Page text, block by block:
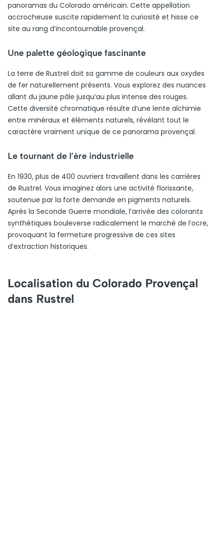
panoramas du Colorado américain. Cette appellation
accrocheuse suscite rapidement la curiosité et hisse ce
site au rang d’incontournable provençal.
Une palette géologique fascinante
La terre de Rustrel doit sa gamme de couleurs aux oxydes
de fer naturellement présents. Vous explorez des nuances
allant du jaune pâle jusqu’au plus intense des rouges.
Cette diversité chromatique résulte d’une lente alchimie
entre minéraux et éléments naturels, révélant tout le
caractère vraiment unique de ce panorama provençal.
Le tournant de l’ère industrielle
En 1930, plus de 400 ouvriers travaillent dans les carrières
de Rustrel. Vous imaginez alors une activité florissante,
soutenue par la forte demande en pigments naturels.
Après la Seconde Guerre mondiale, l’arrivée des colorants
synthétiques bouleverse radicalement le marché de l’ocre,
provoquant la fermeture progressive de ces sites
d’extraction historiques.
Localisation du Colorado Provençal
dans Rustrel